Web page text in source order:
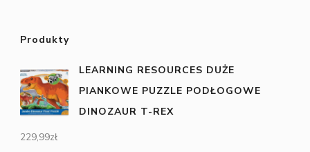
Produkty
LEARNING RESOURCES DUŻE
PIANKOWE PUZZLE PODŁOGOWE
DINOZAUR T-REX
229,99zł